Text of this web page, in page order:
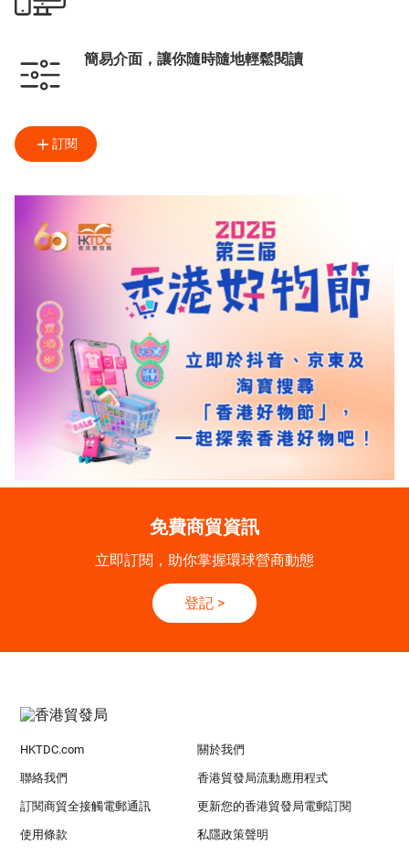
簡易介面，讓你隨時隨地輕鬆閱讀
訂閱
免費商貿資訊
立即訂閱，助你掌握環球營商動態
登記 >
HKTDC.com 關於我們
聯絡我們 香港貿發局流動應用程式
訂閱商貿全接觸電郵通訊 更新您的香港貿發局電郵訂閱
使用條款 私隱政策聲明